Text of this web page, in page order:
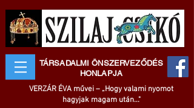
TÁRSADALMI ÖNSZERVEZŐDÉS
HONLAPJA
VERZÁR ÉVA művei – „Hogy valami nyomot
hagyjak magam után..."